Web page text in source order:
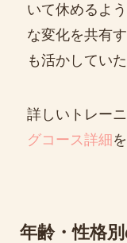
いて休めるよ
な変化を共有
も活かしてい
詳しいトレー
グコース詳細
年齢・性格